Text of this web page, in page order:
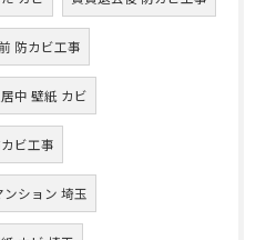
防カビ工事
中 壁紙 カビ
ビ工事
ション 埼玉